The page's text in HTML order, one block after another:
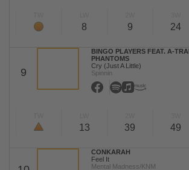
8 9 24
9
BINGO PLAYERS FEAT. A-
PHANTOMS
Cry (Just A Little)
Spinnin
13 39 49
CONKARAH
Feel It
Mental Madness/KNM